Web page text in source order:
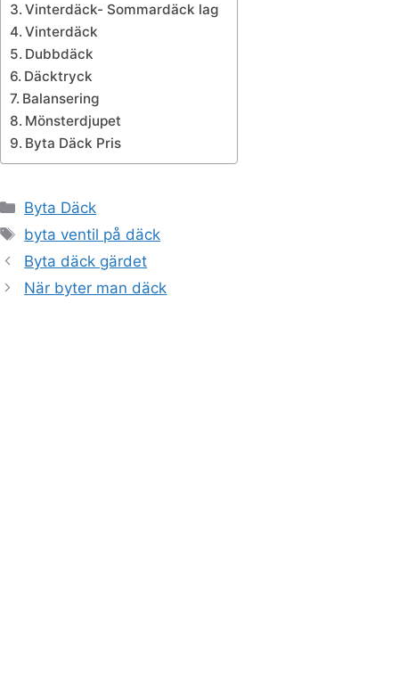
Vinterdäck- Sommardäck lag
Vinterdäck
Dubbdäck
Däcktryck
Balansering
Mönsterdjupet
Byta Däck Pris
Kategorier
Byta Däck
Etiketter
byta ventil på däck
Byta däck gärdet
När byter man däck